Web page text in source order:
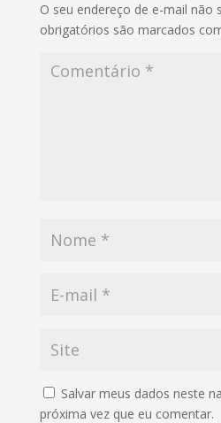
O seu endereço de e-mail não
obrigatórios são marcados
Salvar meus dados neste
próxima vez que eu comentar.